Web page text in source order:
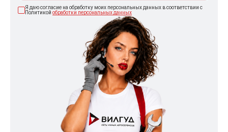
Я даю согласие на обработку моих персональных данных в соответствии с
Политикой обработки персональных данных